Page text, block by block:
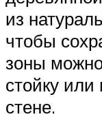
из
чтобы
зоны
стойку
стене.